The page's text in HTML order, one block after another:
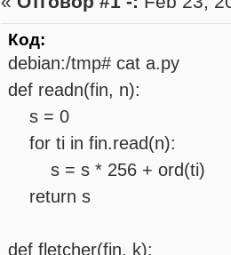
Код:
debian:/tmp# cat a.py
def readn(fin, n):
s = 0
for ti in fin.read(n):
s = s * 256 + ord(ti)
return s
def fletcher(fin, k):